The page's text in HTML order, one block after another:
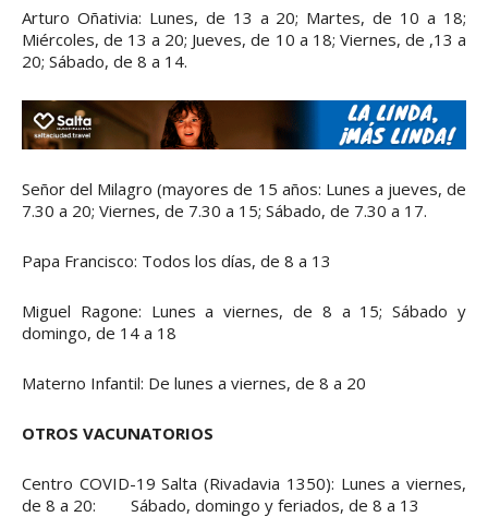
Arturo Oñativia: Lunes, de 13 a 20; Martes, de 10 a 18;
Miércoles, de 13 a 20; Jueves, de 10 a 18; Viernes, de ,13 a
20; Sábado, de 8 a 14.
Señor del Milagro (mayores de 15 años: Lunes a jueves, de
7.30 a 20; Viernes, de 7.30 a 15; Sábado, de 7.30 a 17.
Papa Francisco: Todos los días, de 8 a 13
Miguel Ragone: Lunes a viernes, de 8 a 15; Sábado y
domingo, de 14 a 18
Materno Infantil: De lunes a viernes, de 8 a 20
OTROS VACUNATORIOS
Centro COVID-19 Salta (Rivadavia 1350): Lunes a viernes,
de 8 a 20: Sábado, domingo y feriados, de 8 a 13